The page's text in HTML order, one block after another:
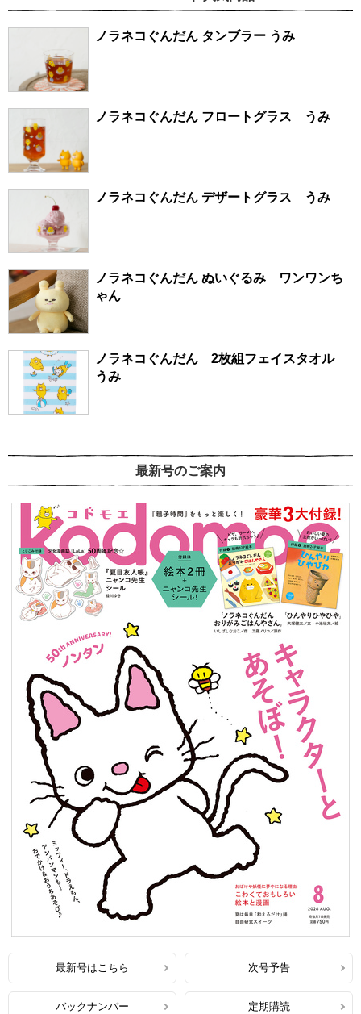
ノラネコぐんだん タンブラー うみ
ノラネコぐんだん フロートグラス うみ
ノラネコぐんだん デザートグラス うみ
ノラネコぐんだん ぬいぐるみ ワンワンち
ゃん
ノラネコぐんだん 2枚組フェイスタオル
うみ
最新号のご案内
最新号はこちら 次号予告
バックナンバー 定期購読